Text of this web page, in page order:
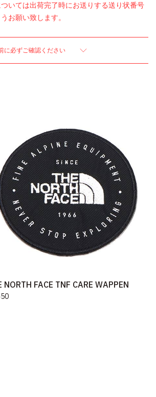
いては出荷完了時にお送りする送り状番号
お願い致します。
に必ずご確認ください
NORTH FACE TNF CARE WAPPEN